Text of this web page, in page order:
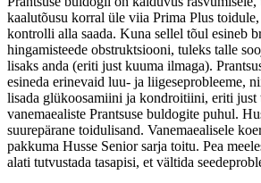
kaalutõusu korral üle viia Prima Plus
kontrolli alla saada. Kuna sellel tõul esineb
hingamisteede obstruktsiooni, tuleks talle
lisaks anda (eriti just kuuma ilmaga).
esineda erinevaid luu- ja liigeseprobleeme,
lisada glükoosamiini ja kondroitiini, eriti just
vanemaealiste Prantsuse buldogite puhul.
suurepärane toidulisand. Vanemaealisele
pakkuma Husse Senior sarja toitu. Pea
alati tutvustada tasapisi, et vältida